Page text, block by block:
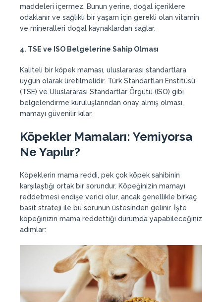
maddeleri içermez. Bunun yerine, doğal içeriklere
odaklanır ve sağlıklı bir yaşam için gerekli olan vitamin
ve mineralleri doğal kaynaklardan sağlar.
4. TSE ve ISO Belgelerine Sahip Olması
Kaliteli bir köpek maması, uluslararası standartlara
uygun olarak üretilmelidir. Türk Standartları Enstitüsü
(TSE) ve Uluslararası Standartlar Örgütü (ISO) gibi
belgelendirme kuruluşlarından onay almış olması,
mamayı güvenilir kılar.
Köpekler Mamaları: Yemiyorsa
Ne Yapılır?
Köpeklerin mama reddi, pek çok köpek sahibinin
karşılaştığı ortak bir sorundur. Köpeğinizin mamayı
reddetmesi endişe verici olur, ancak genellikle birkaç
basit strateji ile bu sorunun üstesinden gelinir. İşte
köpeğinizin mama reddettiği durumda yapabileceğiniz
adımlar: